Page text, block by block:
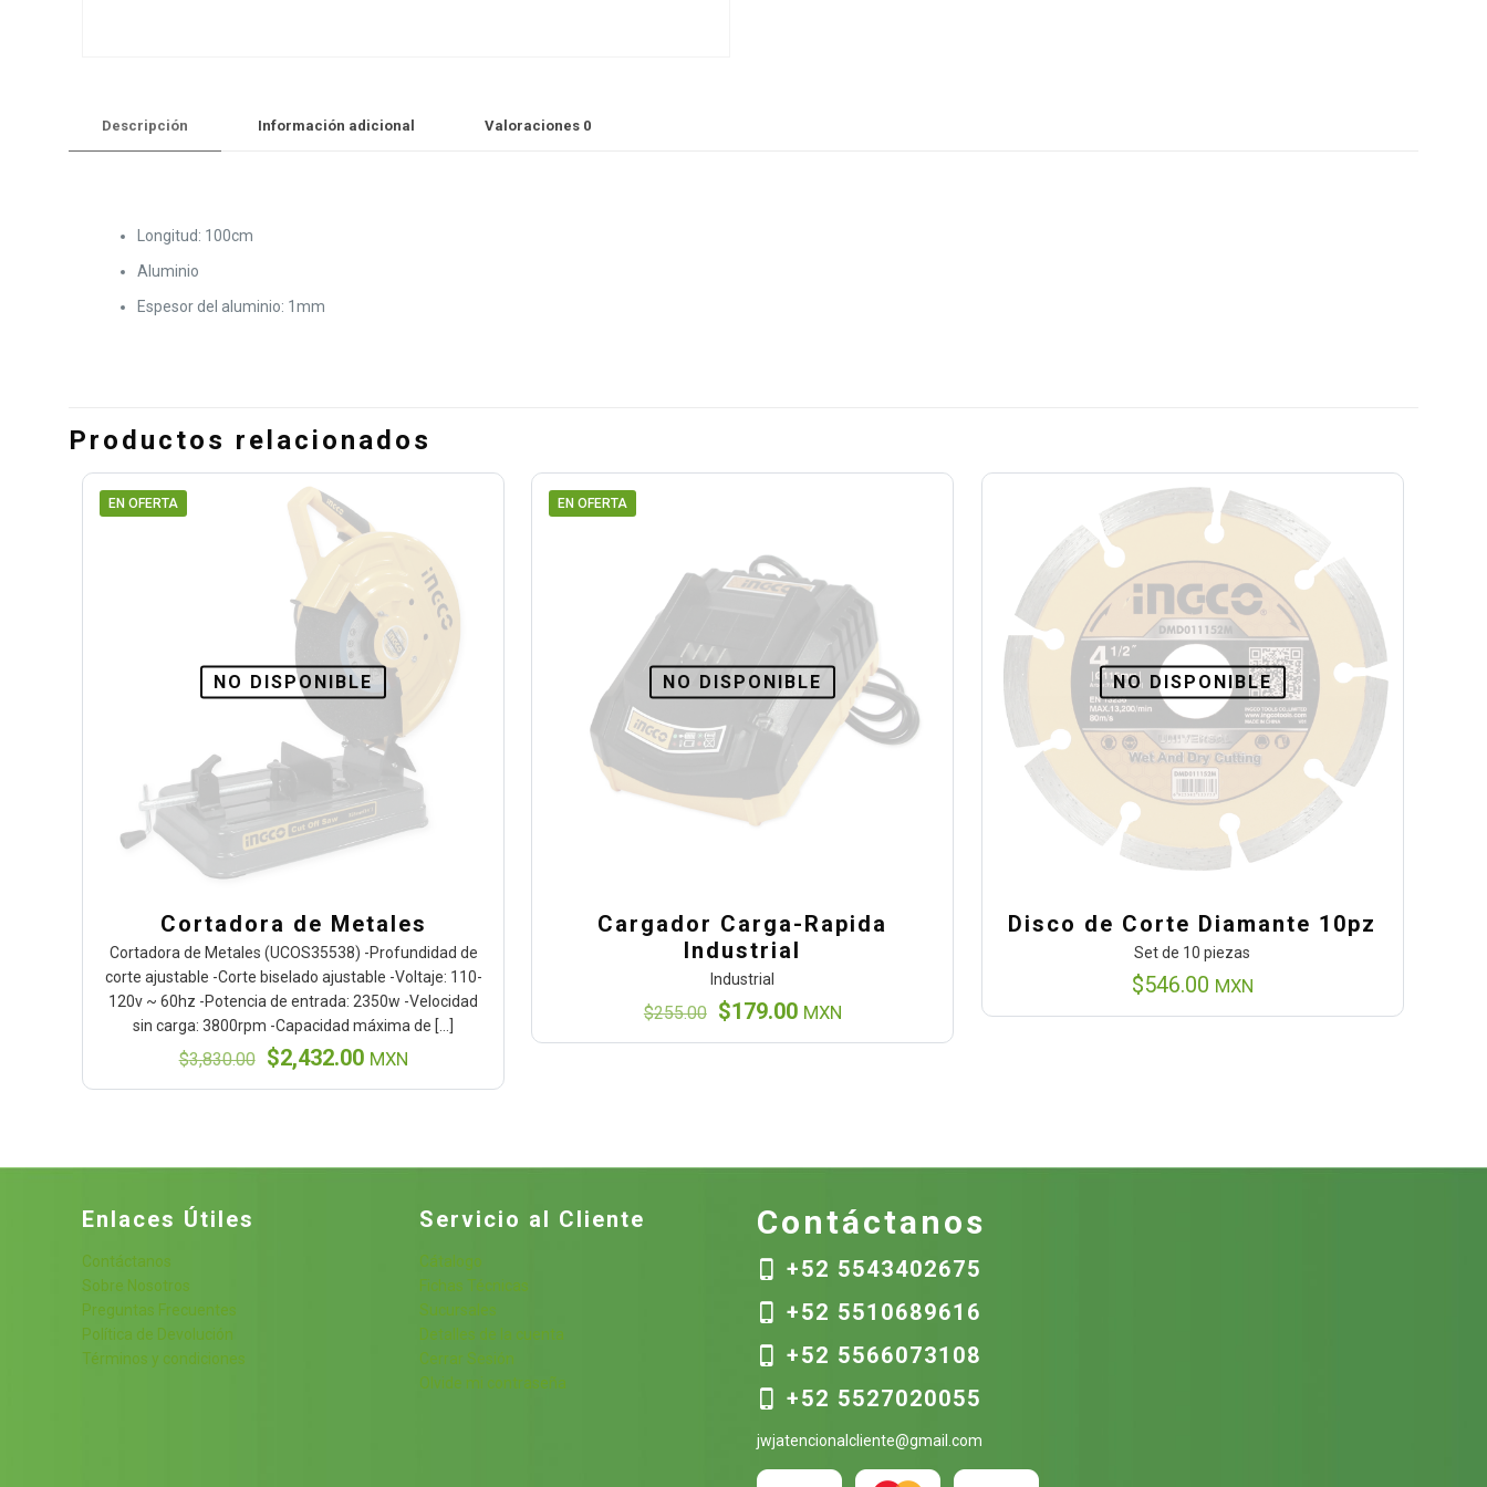
Descripción Información adicional Valoraciones 0
Longitud: 100cm
Aluminio
Espesor del aluminio: 1mm
Productos relacionados
EN OFERTA
NO DISPONIBLE
Cortadora de Metales
Cortadora de Metales (UCOS35538) -Profundidad de
corte ajustable -Corte biselado ajustable -Voltaje: 110-
120v ~ 60hz -Potencia de entrada: 2350w -Velocidad
sin carga: 3800rpm -Capacidad máxima de […]
$3,830.00 El
$2,432.00ElMXN
EN OFERTA
NO DISPONIBLE
Cargador Carga-Rapida
Industrial
Industrial
$255.00 El
$179.00ElMXN
NO DISPONIBLE
Disco de Corte Diamante 10pz
Set de 10 piezas
$546.00 MXN
Enlaces Útiles
Contáctanos
Sobre Nosotros
Preguntas Frecuentes
Política de Devolución
Términos y condiciones
Servicio al Cliente
Cátalogo
Fichas Técnicas
Sucursales
Detalles de la cuenta
Cerrar Sesión
Olvide mi contraseña
Contáctanos
+52 5543402675
+52 5510689616
+52 5566073108
+52 5527020055
jwjatencionalcliente@gmail.com